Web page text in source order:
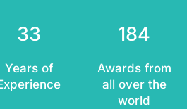
33
Years of
184
Awards from
all over the
world